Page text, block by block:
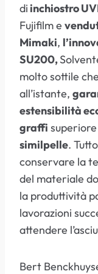
di inchiostro
Fujifilm e
Mimaki,
SU200,
molto sottile
all’istante,
estensibilità
graffi superiore
similpelle.
conservare la
del materiale
la produttività
lavorazioni
attendere
Bert